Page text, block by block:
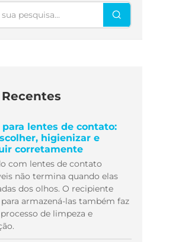
Pesquisar
para lentes de contato:
higienizar e
corretamente
com lentes de contato
não termina quando elas
dos olhos. O recipiente
armazená-las também faz
de limpeza e